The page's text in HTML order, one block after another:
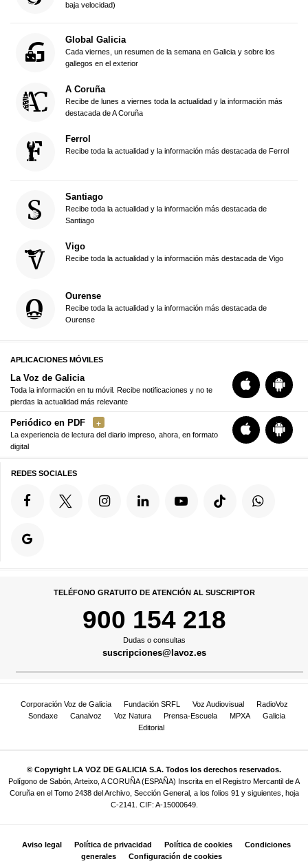
baja velocidad)
Global Galicia
Cada viernes, un resumen de la semana en Galicia y sobre los
gallegos en el exterior
A Coruña
Recibe de lunes a viernes toda la actualidad y la información más
destacada de A Coruña
Ferrol
Recibe toda la actualidad y la información más destacada de Ferrol
Santiago
Recibe toda la actualidad y la información más destacada de
Santiago
Vigo
Recibe toda la actualidad y la información más destacada de Vigo
Ourense
Recibe toda la actualidad y la información más destacada de
Ourense
APLICACIONES MÓVILES
La Voz de Galicia
Toda la información en tu móvil. Recibe notificaciones y no te
pierdas la actualidad más relevante
Periódico en PDF
La experiencia de lectura del diario impreso, ahora, en formato
digital
REDES SOCIALES
TELÉFONO GRATUITO DE ATENCIÓN AL SUSCRIPTOR
900 154 218
Dudas o consultas
suscripciones@lavoz.es
Corporación Voz de Galicia Fundación SRFL Voz Audiovisual
RadioVoz
Sondaxe
Canalvoz Voz Natura Prensa-Escuela MPXA
Galicia
Editorial
© Copyright LA VOZ DE GALICIA S.A. Todos los derechos reservados.
Polígono de Sabón, Arteixo, A CORUÑA (ESPAÑA) Inscrita en el Registro Mercantil de A
Coruña en el Tomo 2438 del Archivo, Sección General, a los folios 91 y siguientes, hoja
C-2141. CIF: A-15000649.
Aviso legal Política de privacidad Política de cookies
Condiciones
generales
Configuración de cookies